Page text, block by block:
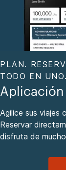
PLAN.
TODO EN UNO.
Aplicación
Agilice sus viajes
Reservar
disfruta de